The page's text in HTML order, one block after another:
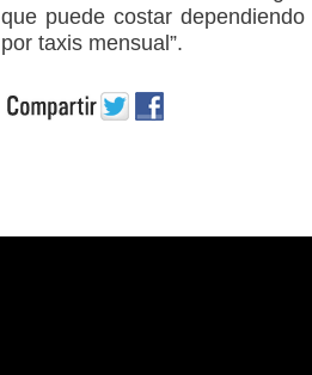
que puede costar
por taxis mensual”.